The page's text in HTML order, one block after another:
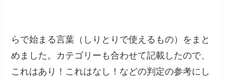
らで始まる言葉（しりとりで使えるもの）をまと
めました。カテゴリーも合わせて記載したので、
これはあり！これはなし！などの判定の参考にし